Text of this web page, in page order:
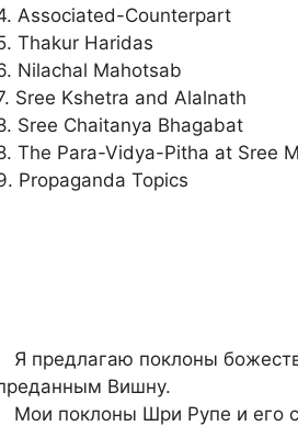
Associated-Counterpart
Thakur Haridas
Nilachal Mahotsab
Sree Kshetra and Alalnath
Sree Chaitanya Bhagabat
The Para-Vidya-Pitha at Sree
Propaganda Topics
Я предлагаю поклоны
Вишну.
Мои поклоны Шри Рупе и его